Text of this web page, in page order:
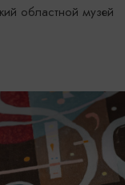
областной музей